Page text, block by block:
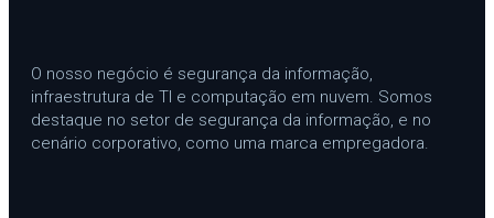
O nosso negócio é segurança da informação,
infraestrutura de TI e computação em nuvem. Somos
destaque no setor de segurança da informação, e no
cenário corporativo, como uma marca empregadora.